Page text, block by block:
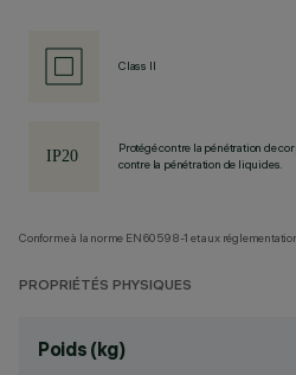
Class II
Protégé contre la pénétration de
contre la pénétration de liquides.
Conforme à la norme EN60598-1 et aux
PROPRIÉTÉS PHYSIQUES
Poids (kg)